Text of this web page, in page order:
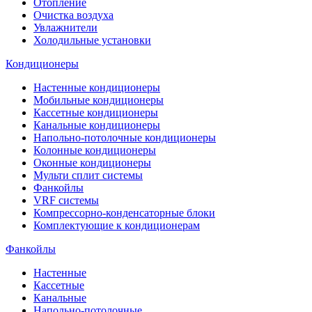
Отопление
Очистка воздуха
Увлажнители
Холодильные установки
Кондиционеры
Настенные кондиционеры
Мобильные кондиционеры
Кассетные кондиционеры
Канальные кондиционеры
Напольно-потолочные кондиционеры
Колонные кондиционеры
Оконные кондиционеры
Мульти сплит системы
Фанкойлы
VRF системы
Компрессорно-конденсаторные блоки
Комплектующие к кондиционерам
Фанкойлы
Настенные
Кассетные
Канальные